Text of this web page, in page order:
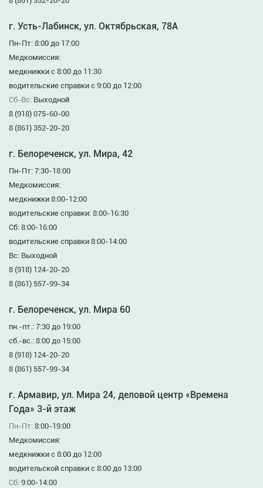
г. Усть-Лабинск, ул. Октябрьская, 78А
Пн-Пт: 8:00 до 17:00
Медкомиссия:
медкнижки с 8:00 до 11:30
водительские справки с 9:00 до 12:00
Сб-Вс: Выходной
8 (918) 075-60-00
8 (861) 352-20-20
г. Белореченск, ул. Мира, 42
Пн-Пт: 7:30-18:00
Медкомиссия:
медкнижки 8:00-12:00
водительские справки: 8:00-16:30
Сб: 8:00-16:00
водительские справки 8:00-14:00
Вс: Выходной
8 (918) 124-20-20
8 (861) 557-99-34
г. Белореченск, ул. Мира 60
пн.-пт.: 7:30 до 19:00
сб.-вс.: 8:00 до 15:00
8 (918) 124-20-20
8 (861) 557-99-34
г. Армавир, ул. Мира 24, деловой центр «Времена
Года» 3-й этаж
Пн-Пт: 8:00-19:00
Медкомиссия:
медкнижки с 8:00 до 12:00
водительской справки с 8:00 до 13:00
Сб: 9:00-14:00